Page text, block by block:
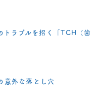
トラブルを招く「TCH（歯
意外な落とし穴